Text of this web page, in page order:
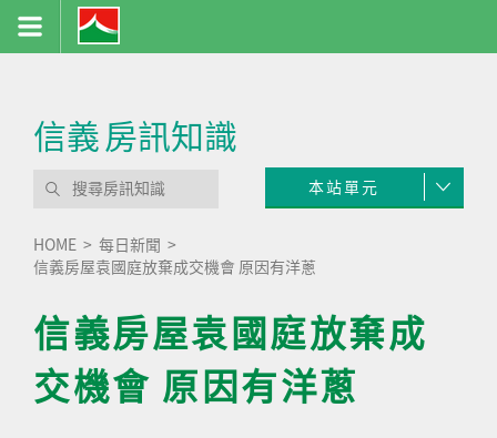
信義房訊知識
本站單元
HOME
每日新聞
信義房屋袁國庭放棄成交機會 原因有洋蔥
信義房屋袁國庭放棄成
交機會 原因有洋蔥